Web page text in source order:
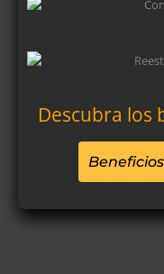
Descubra los